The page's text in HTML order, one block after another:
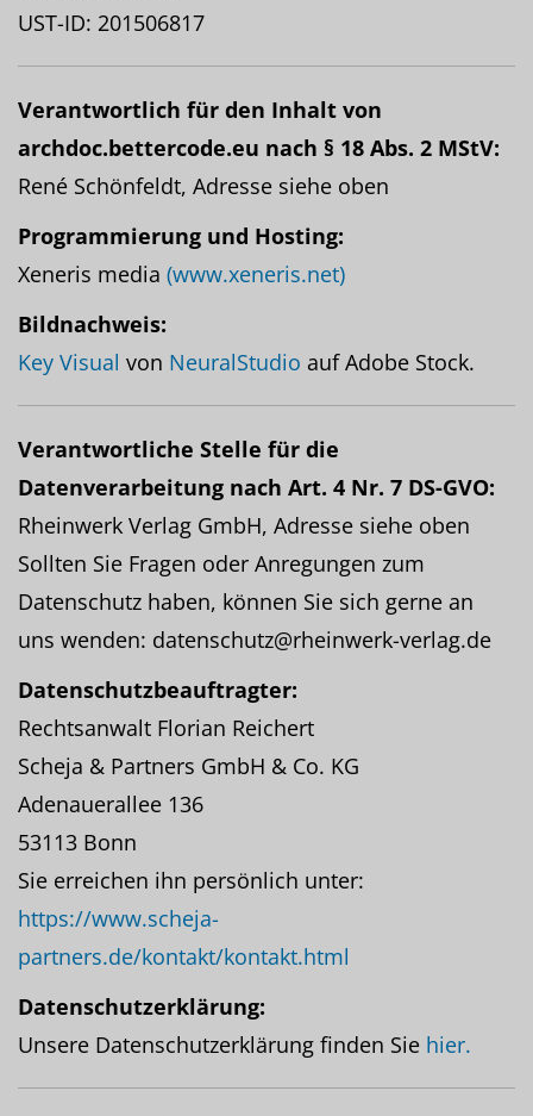
UST-ID: 201506817
Verantwortlich für den Inhalt von
archdoc.bettercode.eu nach § 18 Abs. 2 MStV:
René Schönfeldt, Adresse siehe oben
Programmierung und Hosting:
Xeneris media (www.xeneris.net)
Bildnachweis:
Key Visual von NeuralStudio auf Adobe Stock.
Verantwortliche Stelle für die
Datenverarbeitung nach Art. 4 Nr. 7 DS-GVO:
Rheinwerk Verlag GmbH, Adresse siehe oben
Sollten Sie Fragen oder Anregungen zum
Datenschutz haben, können Sie sich gerne an
uns wenden: datenschutz@rheinwerk-verlag.de
Datenschutzbeauftragter:
Rechtsanwalt Florian Reichert
Scheja & Partners GmbH & Co. KG
Adenauerallee 136
53113 Bonn
Sie erreichen ihn persönlich unter:
https://www.scheja-
partners.de/kontakt/kontakt.html
Datenschutzerklärung:
Unsere Datenschutzerklärung finden Sie hier.